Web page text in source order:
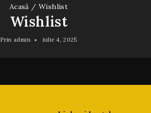
Acasă / Wishlist
Wishlist
Prin admin iulie 4, 2025